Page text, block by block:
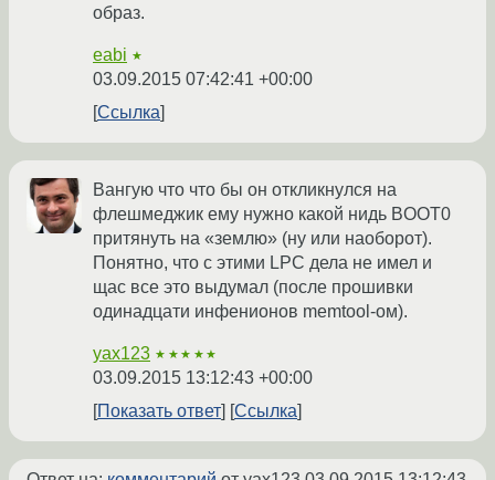
образ.
eabi ★
03.09.2015 07:42:41 +00:00
Ссылка
Вангую что что бы он откликнулся на
флешмеджик ему нужно какой нидь BOOT0
притянуть на «землю» (ну или наоборот).
Понятно, что с этими LPC дела не имел и
щас все это выдумал (после прошивки
одинадцати инфенионов memtool-ом).
yax123 ★★★★★
03.09.2015 13:12:43 +00:00
Показать ответ
Ссылка